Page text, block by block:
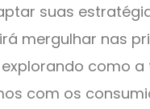
suas
mergulhar nas
como
com os